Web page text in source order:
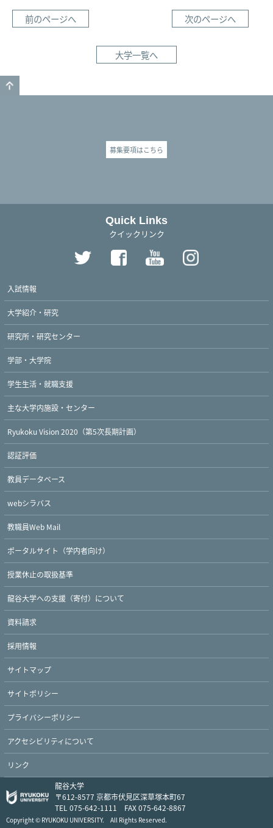
前のページへ 次のページへ
大学一覧へ
募集要項はこちら
Quick Links
クイックリンク
Twitter FacebookYouTube
入試情報
大学紹介・研究
研究所・研究センター
学部・大学院
学生生活・就職支援
主な大学内施設・センター
Ryukoku Vision 2020（第5次長期計画）
認証評価
教員データベース
webシラバス
教職員Web Mail
ポータルサイト（学内者向け）
授業休止の取扱基準
龍谷大学への支援（寄付）について
資料請求
採用情報
サイトマップ
サイトポリシー
プライバシーポリシー
アクセシビリティについて
リンク
Copyright © RYUKOKU UNIVERSITY. All Rights Reserved.
龍谷大学
〒612-8577 京都市伏見区深草塚本町67
TEL 075-642-1111 FAX 075-642-8867